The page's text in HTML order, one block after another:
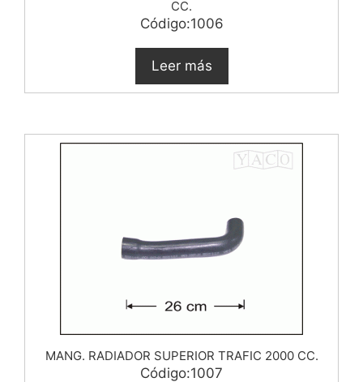
CC.
Código:1006
Leer más
MANG. RADIADOR SUPERIOR TRAFIC 2000 CC.
Código:1007